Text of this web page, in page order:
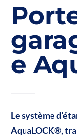
e
Le système
AquaLOCK®,